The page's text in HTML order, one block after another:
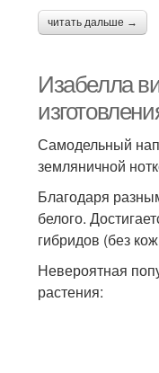
читать дальше →
Изабелла
Самодельный
земляничной
Благодаря
белого.
гибридов (без
Невероятная
растения: